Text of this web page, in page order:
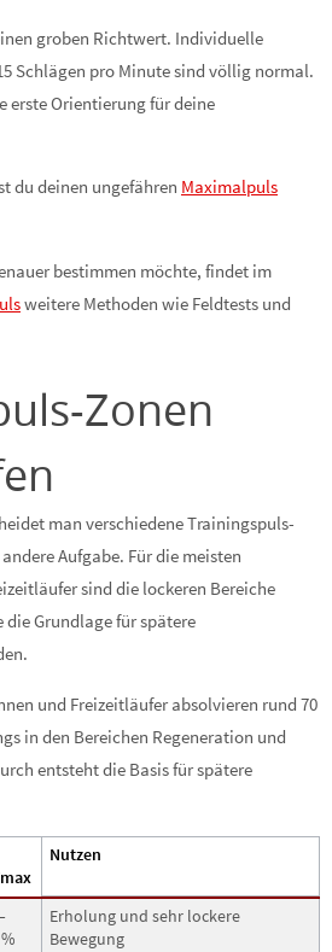
groben Richtwert. Individuelle
Schlägen pro Minute sind völlig normal.
erste Orientierung für deine
du deinen ungefähren Maximalpuls
bestimmen möchte, findet im
weitere Methoden wie Feldtests und
Zonen
man verschiedene Trainingspuls-
Aufgabe. Für die meisten
sind die lockeren Bereiche
Grundlage für spätere
und Freizeitläufer absolvieren rund 70
in den Bereichen Regeneration und
entsteht die Basis für spätere
Nutzen
Erholung und sehr lockere
Bewegung